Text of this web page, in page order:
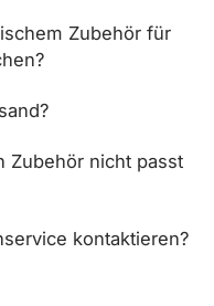
Zubehör für
Zubehör nicht passt
kontaktieren?